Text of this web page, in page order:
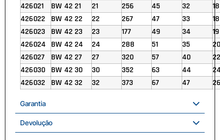
426021
BW 42 21 21 256 45 32
18
426022
BW 42 22 22 267 47 33
18
426023
BW 42 23 23 177 49 34
19
426024 BW 42 24 24 288 51 35
426027
BW 42 27 27 320 57 40
426030
BW 42 30 30 352 63 44
426032
BW 42 32 32 373 67 47
Garantia
Devolução